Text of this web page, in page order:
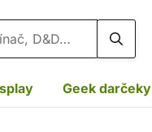
Geek darčeky